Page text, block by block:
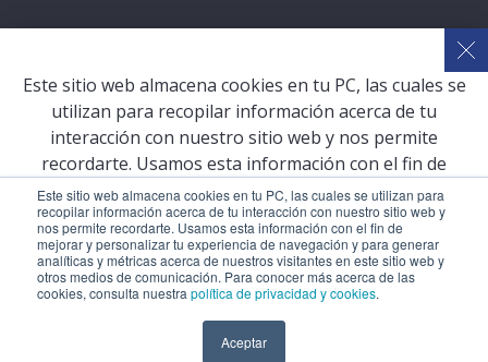
Este sitio web almacena cookies en tu PC, las cuales se utilizan para
recopilar información acerca de tu interacción con nuestro sitio web y
nos permite recordarte. Usamos esta información con el fin de
mejorar y personalizar tu experiencia de navegación y para generar
analíticas y métricas acerca de nuestros visitantes en este sitio web y
otros medios de comunicación. Para conocer más acerca de las
cookies, consulta nuestra política de privacidad y cookies.
Aceptar
Sistema de Gestión Académica (SGA)
Defensoría Universitaria
Terceros vinculados
San Pablo Mail
Aula Virtual Pregrado
Aula Virtual Postgrado
COPYRIGHT © 2026 Universidad Católica San Pablo – RUC:
Este sitio web almacena cookies en tu PC, las cuales se
utilizan para recopilar información acerca de tu
interacción con nuestro sitio web y nos permite
recordarte. Usamos esta información con el fin de
mejorar y personalizar tu experiencia de navegación y
para generar analíticas y métricas acerca de nuestros
visitantes en este sitio web y otros medios de
comunicación. Para conocer más acerca de las cookies,
consulta nuestrapolítica de privacidad y cookies
Aceptar